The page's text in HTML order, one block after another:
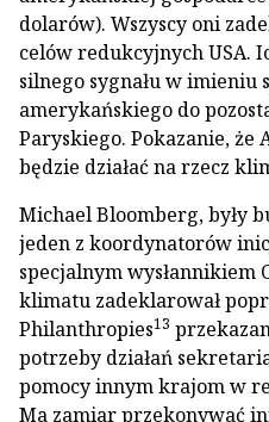
dolarów). Wszyscy oni
celów redukcyjnych USA.
silnego sygnału w imieniu
amerykańskiego do
Paryskiego. Pokazanie, że
będzie działać na rzecz
Michael Bloomberg, były
jeden z koordynatorów
specjalnym wysłannikiem
klimatu zadeklarował
Philanthropies13
potrzeby działań
pomocy innym krajom w
Ma zamiar przekonywać